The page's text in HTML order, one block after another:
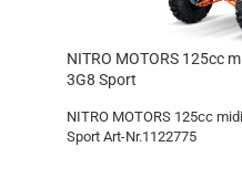
NITRO MOTORS 125cc
3G8 Sport
NITRO MOTORS 125cc
Sport Art-Nr.1122775